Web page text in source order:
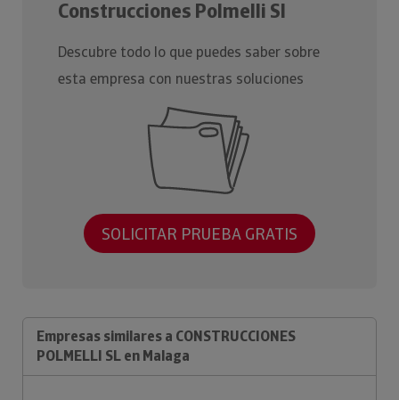
Construcciones Polmelli Sl
Descubre todo lo que puedes saber sobre
esta empresa con nuestras soluciones
SOLICITAR PRUEBA GRATIS
Empresas similares a CONSTRUCCIONES
POLMELLI SL en Malaga